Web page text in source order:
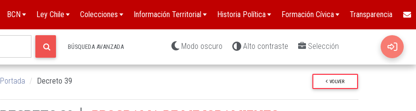
BCN Ley Chile Colecciones Información Territorial Historia Política Formación Cívica Transparencia
BÚSQUEDA AVANZADA Modo oscuro Alto contraste Selección
Portada Decreto 39 VOLVER